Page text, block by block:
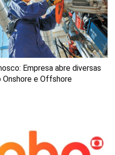
Empresa abre diversas
Onshore e Offshore